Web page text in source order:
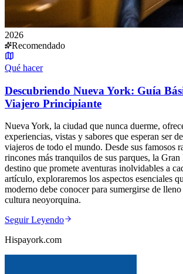
2026
Recomendado
Qué hacer
Descubriendo Nueva York: Guía
Viajero Principiante
Nueva York, la ciudad que nunca duerme,
experiencias, vistas y sabores que esperan ser
viajeros de todo el mundo. Desde sus famosos
rincones más tranquilos de sus parques, la Gran
destino que promete aventuras inolvidables a
artículo, exploraremos los aspectos esenciales
moderno debe conocer para sumergirse de
cultura neoyorquina.
Seguir Leyendo
Hispayork.com